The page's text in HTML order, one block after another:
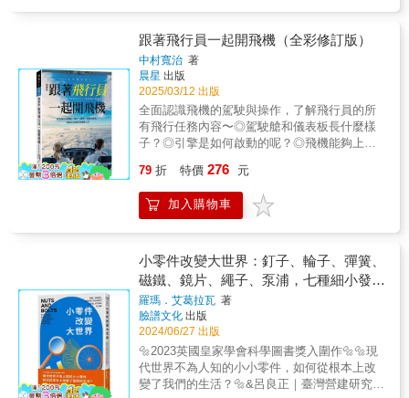
預孔的加工與尺寸（公稱直徑）、螺絲的位
置、螺絲長度等。無論是選擇現有的規格品或
是自行製造專屬的螺絲，前者需要具備能夠選
用適當的螺絲並加以應用的能力，後者透過學
習如何使用切削加工、鐓製及滾製加工、3D列
印等來製作螺絲，同時可加深對螺絲工法的理
解。本書專為愈來愈多的自造者讀者量身打
造，透過本書能夠學習到螺絲全方位的完備知
識，並且透過動手實踐，將創意具體實現。 數
格與高附加價值需求運用螺絲功能結構×材料力
學×加工處理，活化製造運動和STEAM教育理
念本書特色：‧鎖固與鬆動防範措施須知：螺絲
力學、鎖固管控與鎖固工具；旋轉鬆動與非旋
轉鬆動‧規格國際標準化：JIS、ISO、公制、英
制、識別記號、尺寸公差、螺絲用語、共通規
格等‧螺紋螺絲種類知識一應俱全：各部位名稱
（螺紋角度、螺距、有效直徑）、形狀（公制
螺紋、統一標準螺紋、管螺紋）、種類（小螺
絲、自攻螺絲、止迴螺絲、螺栓、螺帽、墊
圈）‧螺絲材料與強度全面掌握：理解各種材料
（鋼、銅、金屬、塑膠等）、表面處理（電
跟著飛行員一起開飛機（全彩修訂版）
中村寬治 著
晨星 出版
2025/03/12 出版
全面認識飛機的駕駛與操作，了解飛行員的所
有飛行任務內容〜◎駕駛艙和儀表板長什麼樣
子？◎引擎是如何啟動的呢？◎飛機能夠上升
急情況與搖晃，怎樣安全降落？◎燃料是儲存
在什麼地方呢？◎空中巴士和波音飛機的自動
降落功能有何不同？◎如果天氣不好，無法看
本書，從出發前的準備，到啟動、起飛、巡
航、下降高度、進場、降落、緊急狀態的對應
等，所有飛行員的任務內容，都將以彩色圖解
方式實況報導，徹底解開隱藏在駕駛艙中的飛
行祕密。本書特色1、【全彩圖解】認識飛機的
駕駛與操作，了解怎麼將飛機開上天！ 「從準
備出發到降落，飛行員在駕駛艙裡到底在做些
什麼呢？」「緊急狀況發生時，飛行員是如何
應對的呢？」旅行和出差搭乘飛機時，你是否
79 折 特價 276 元
加入購物車
小零件改變大世界：釘子、輪子、彈簧、
磁鐵、鏡片、繩子、泵浦，七種細小發明
如何成為現代文明的重要推手？
羅瑪．艾葛拉瓦 著
臉譜文化 出版
2024/06/27 出版
🔩2023英國皇家學會科學圖書獎入圍作🔩🔩現
代世界不為人知的小小零件，如何從根本上改
變了我們的生活？🔩&呂良正｜臺灣營建研究院